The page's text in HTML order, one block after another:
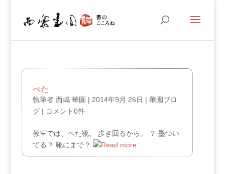
ぺた
執筆者 西嶋 華園 | 2014年9月 26日 | 華園ブロ
グ| コメント0件
教室では、ぺた靴。 歩き回るから。 ？ 墨つい
てる？ 靴にまで？